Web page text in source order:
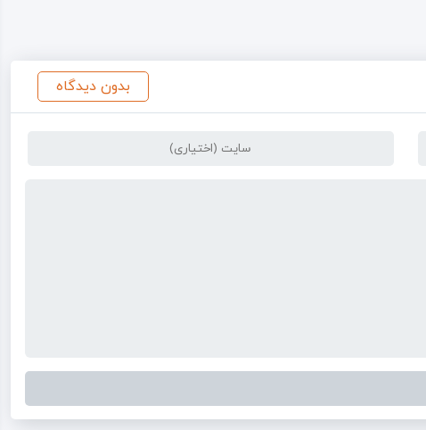
بدون دیدگاه